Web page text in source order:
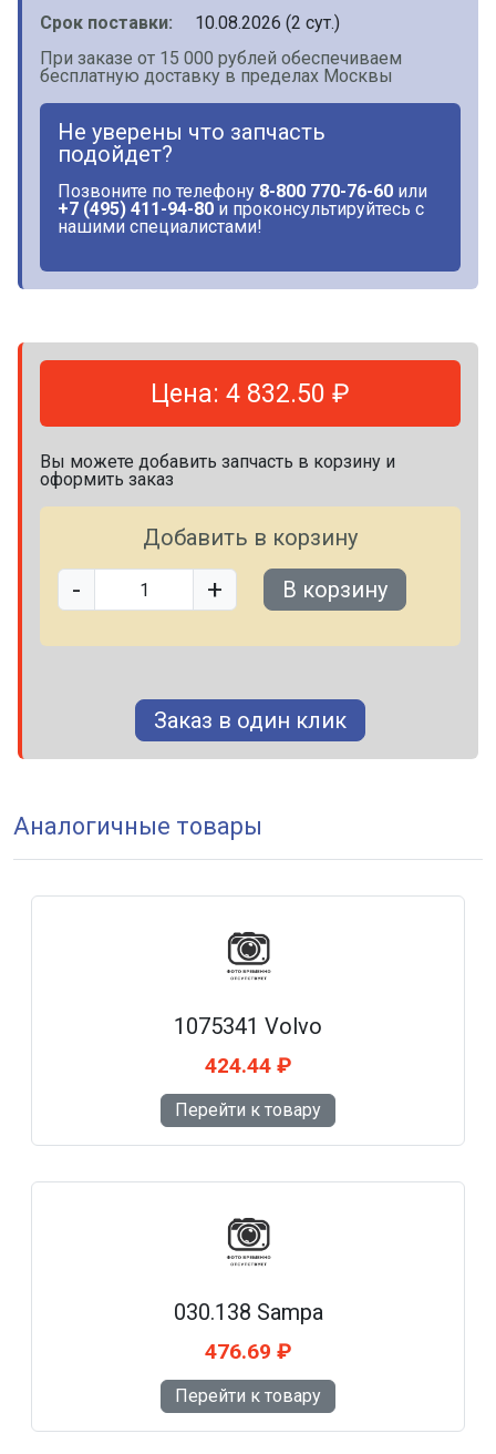
Срок поставки:
10.08.2026 (2 сут.)
При заказе от 15 000 рублей обеспечиваем
бесплатную доставку в пределах Москвы
Не уверены что запчасть
подойдет?
Позвоните по телефону 8-800 770-76-60 или
+7 (495) 411-94-80 и проконсультируйтесь с
нашими специалистами!
Цена: 4 832.50 ₽
Вы можете добавить запчасть в корзину и
оформить заказ
Добавить в корзину
- + В корзину
Заказ в один клик
Аналогичные товары
1075341 Volvo
424.44 ₽
Перейти к товару
030.138 Sampa
476.69 ₽
Перейти к товару